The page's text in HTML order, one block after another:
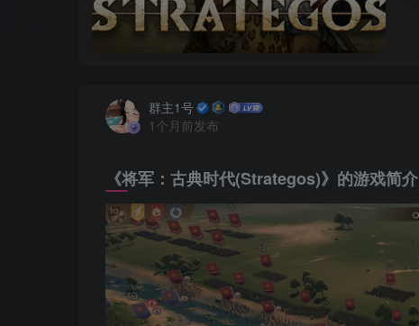
群主1号
1个月前发布
《将军：古典时代(Strategos)》的游戏简介